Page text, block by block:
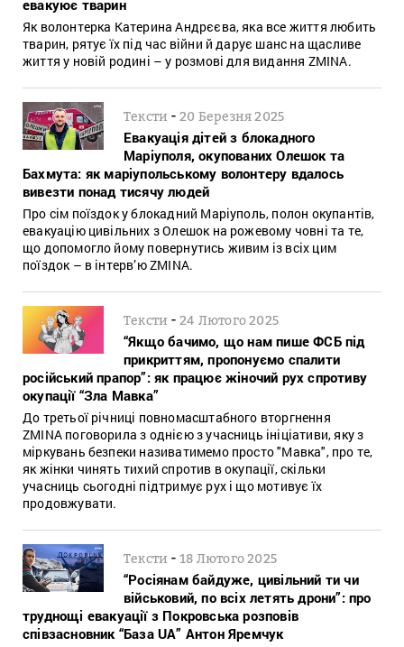
евакуює тварин
Як волонтерка Катерина Андрєєва, яка все життя любить
тварин, рятує їх під час війни й дарує шанс на щасливе
життя у новій родині – у розмові для видання ZMINA.
Тексти -20 Березня 2025
Евакуація дітей з блокадного
Маріуполя, окупованих Олешок та
Бахмута: як маріупольському волонтеру вдалось
вивезти понад тисячу людей
Про сім поїздок у блокадний Маріуполь, полон окупантів,
евакуацію цивільних з Олешок на рожевому човні та те,
що допомогло йому повернутись живим із всіх цим
поїздок – в інтерв’ю ZMINA.
Тексти -24 Лютого 2025
“Якщо бачимо, що нам пише ФСБ під
прикриттям, пропонуємо спалити
російський прапор”: як працює жіночий рух спротиву
окупації “Зла Мавка”
До третьої річниці повномасштабного вторгнення
ZMINA поговорила з однією з учасниць ініціативи, яку з
міркувань безпеки називатимемо просто "Мавка", про те,
як жінки чинять тихий спротив в окупації, скільки
учасниць сьогодні підтримує рух і що мотивує їх
продовжувати.
Тексти -18 Лютого 2025
“Росіянам байдуже, цивільний ти чи
військовий, по всіх летять дрони”: про
труднощі евакуації з Покровська розповів
співзасновник “База UA” Антон Яремчук